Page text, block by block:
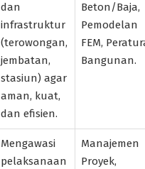
dan
infrastruktur
(terowongan,
jembatan,
stasiun) agar
aman, kuat,
dan efisien.
Beton/Baja,
Pemodelan
FEM,
Bangunan.
Mengawasi
pelaksanaan
Manajemen
Proyek,